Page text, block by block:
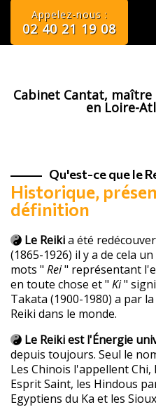
Appelez-nous :
02 40 21 19 08
Cabinet Cantat, maître
en Loire-
Qu'est-ce que le
Historique,
définition
Le Reikia été
(1865-1926) il y a de cela
mots " Rei" représentant
en toute chose et " Ki"
Takata (1900-1980) a par
Reiki dans le monde.
Le Reiki est l'Énergie
depuis toujours. Seul le
Les Chinois l'appellent
Esprit Saint, les Hindous
Egyptiens du Ka et les